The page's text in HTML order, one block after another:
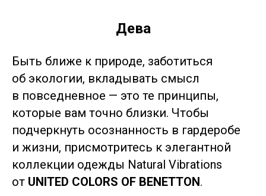
Дева
Быть ближе к природе, заботиться
об экологии, вкладывать смысл
в повседневное — это те принципы,
которые вам точно близки. Чтобы
подчеркнуть осознанность в гардеробе
и жизни, присмотритесь к элегантной
коллекции одежды Natural Vibrations
от UNITED COLORS OF BENETTON.